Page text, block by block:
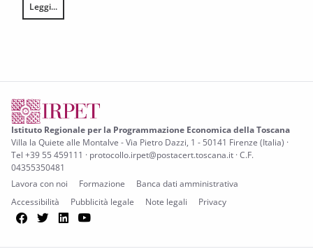
Leggi...
L’annata agraria 2025 in Toscana
Istituto Regionale per la Programmazione Economica della Toscana
Villa la Quiete alle Montalve - Via Pietro Dazzi, 1 - 50141 Firenze (Italia) ·
Tel +39 55 459111 · protocollo.irpet@postacert.toscana.it · C.F.
04355350481
Lavora con noi
Formazione
Banca dati amministrativa
Accessibilità
Pubblicità legale Note legali Privacy
Facebook
TwitterLinkedIn